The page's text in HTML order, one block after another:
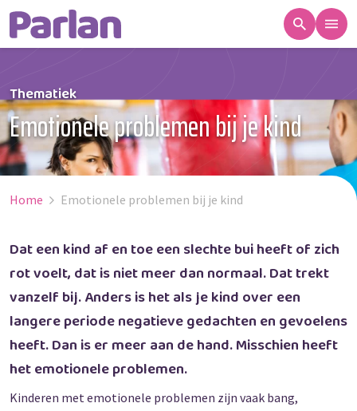
Thematiek
Emotionele problemen bij je kind
Home Emotionele problemen bij je kind
Dat een kind af en toe een slechte bui heeft of zich
rot voelt, dat is niet meer dan normaal. Dat trekt
vanzelf bij. Anders is het als je kind over een
langere periode negatieve gedachten en gevoelens
heeft. Dan is er meer aan de hand. Misschien heeft
het emotionele problemen.
Kinderen met emotionele problemen zijn vaak bang,